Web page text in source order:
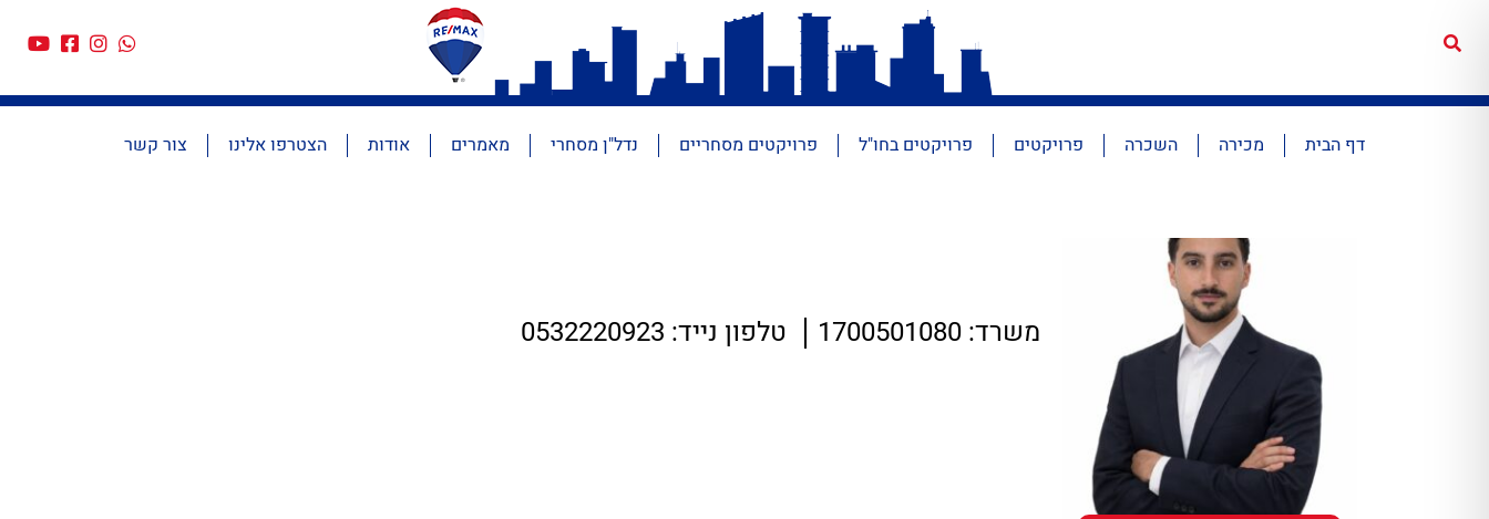
דף הבית מכירה השכרה פרויקטים פרויקטים בחו"ל פרויקטים מסחריים נדל"ן מסחרי מאמרים אודות הצטרפו אלינו צור קשר
משרד: 1700501080 טלפון נייד: 0532220923